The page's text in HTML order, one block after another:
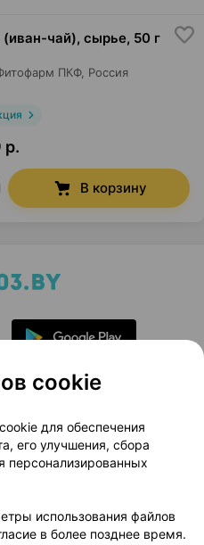
(иван-чай), сырье, 50 г
ПКФ, Россия
р.
В корзину
проекта
Медицинский маркетинг
Доставка
Партнеры
cookie
для обеспечения
его улучшения, сбора
персонализированных
использования файлов
в более позднее время.